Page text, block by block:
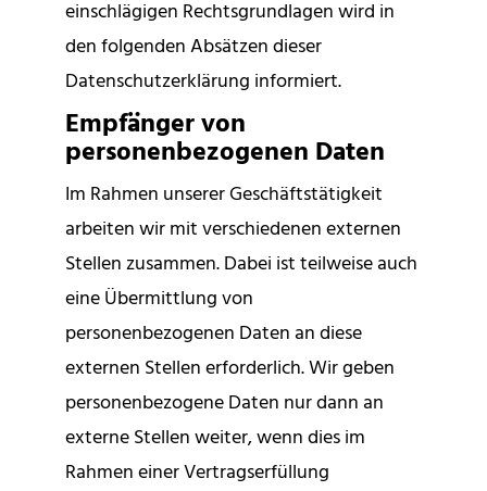
einschlägigen Rechtsgrundlagen wird in
den folgenden Absätzen dieser
Datenschutzerklärung informiert.
Empfänger von
personenbezogenen Daten
Im Rahmen unserer Geschäftstätigkeit
arbeiten wir mit verschiedenen externen
Stellen zusammen. Dabei ist teilweise auch
eine Übermittlung von
personenbezogenen Daten an diese
externen Stellen erforderlich. Wir geben
personenbezogene Daten nur dann an
externe Stellen weiter, wenn dies im
Rahmen einer Vertragserfüllung